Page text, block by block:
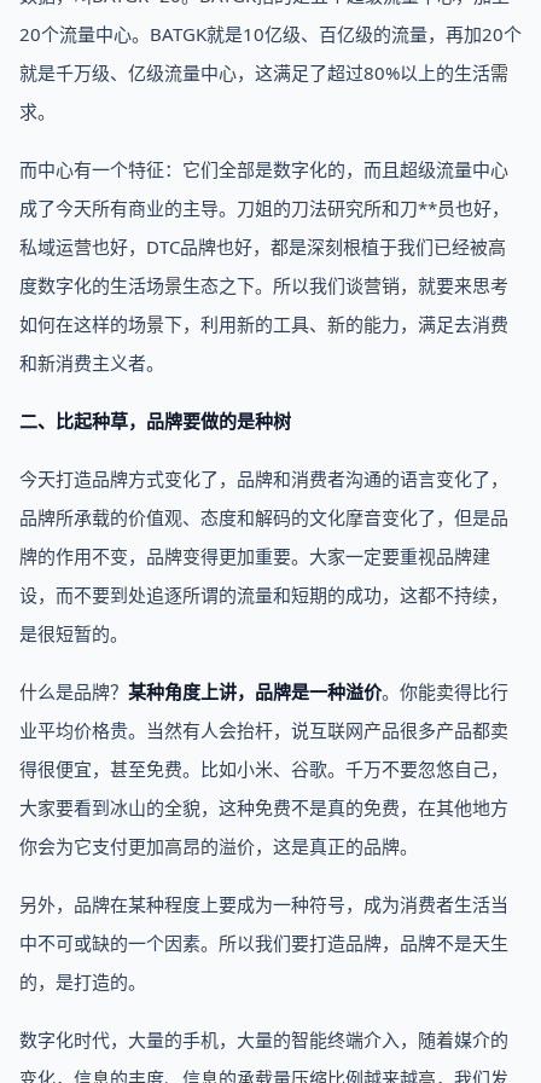
20个流量中心。BATGK就是10亿级、百亿级的流量，再加20个
就是千万级、亿级流量中心，这满足了超过80%以上的生活需
求。
而中心有一个特征：它们全部是数字化的，而且超级流量中心
成了今天所有商业的主导。刀姐的刀法研究所和刀**员也好，
私域运营也好，DTC品牌也好，都是深刻根植于我们已经被高
度数字化的生活场景生态之下。所以我们谈营销，就要来思考
如何在这样的场景下，利用新的工具、新的能力，满足去消费
和新消费主义者。
二、比起种草，品牌要做的是种树
今天打造品牌方式变化了，品牌和消费者沟通的语言变化了，
品牌所承载的价值观、态度和解码的文化摩音变化了，但是品
牌的作用不变，品牌变得更加重要。大家一定要重视品牌建
设，而不要到处追逐所谓的流量和短期的成功，这都不持续，
是很短暂的。
什么是品牌？ 某种角度上讲，品牌是一种溢价。你能卖得比行
业平均价格贵。当然有人会抬杆，说互联网产品很多产品都卖
得很便宜，甚至免费。比如小米、谷歌。千万不要忽悠自己，
大家要看到冰山的全貌，这种免费不是真的免费，在其他地方
你会为它支付更加高昂的溢价，这是真正的品牌。
另外，品牌在某种程度上要成为一种符号，成为消费者生活当
中不可或缺的一个因素。所以我们要打造品牌，品牌不是天生
的，是打造的。
数字化时代，大量的手机，大量的智能终端介入，随着媒介的
变化，信息的丰度、信息的承载量压缩比例越来越高，我们发